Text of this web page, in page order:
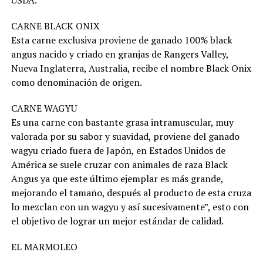
CARNE BLACK ONIX
Esta carne exclusiva proviene de ganado 100% black
angus nacido y criado en granjas de Rangers Valley,
Nueva Inglaterra, Australia, recibe el nombre Black Onix
como denominación de origen.
CARNE WAGYU
Es una carne con bastante grasa intramuscular, muy
valorada por su sabor y suavidad, proviene del ganado
wagyu criado fuera de Japón, en Estados Unidos de
América se suele cruzar con animales de raza Black
Angus ya que este último ejemplar es más grande,
mejorando el tamaño, después al producto de esta cruza
lo mezclan con un wagyu y así sucesivamente”, esto con
el objetivo de lograr un mejor estándar de calidad.
EL MARMOLEO